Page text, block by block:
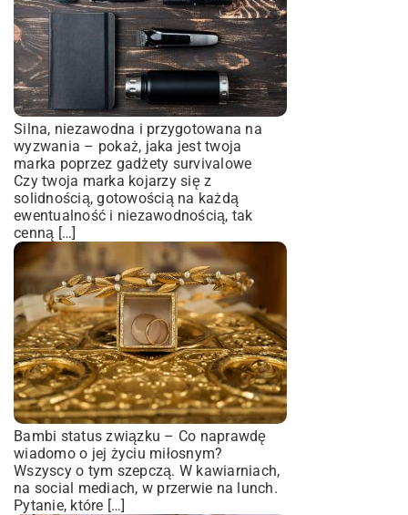
Silna, niezawodna i przygotowana na
wyzwania – pokaż, jaka jest twoja
marka poprzez gadżety survivalowe
Czy twoja marka kojarzy się z
solidnością, gotowością na każdą
ewentualność i niezawodnością, tak
cenną […]
Bambi status związku – Co naprawdę
wiadomo o jej życiu miłosnym?
Wszyscy o tym szepczą. W kawiarniach,
na social mediach, w przerwie na lunch.
Pytanie, które […]